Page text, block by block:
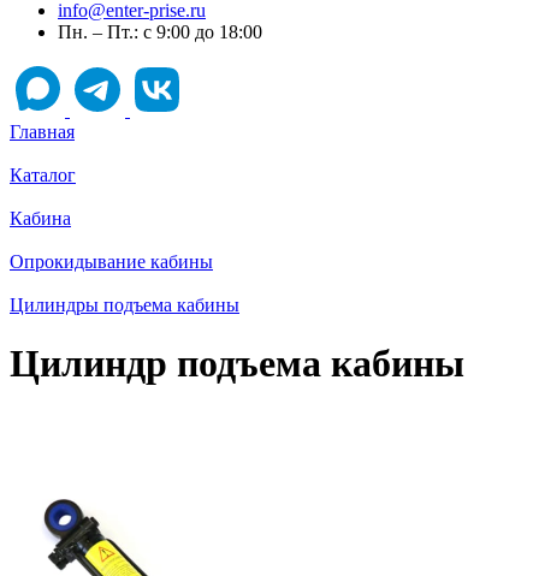
info@enter-prise.ru
Пн. – Пт.: с 9:00 до 18:00
Главная
Каталог
Кабина
Опрокидывание кабины
Цилиндры подъема кабины
Цилиндр подъема кабины